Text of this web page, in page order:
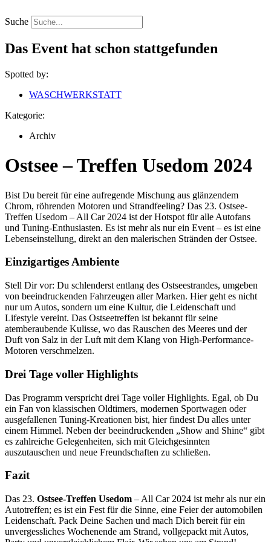
Inhalt
springen
Suche
Das Event hat schon stattgefunden
Spotted by:
WASCHWERKSTATT
Kategorie:
Archiv
Ostsee – Treffen Usedom 2024
Bist Du bereit für eine aufregende Mischung aus glänzendem
Chrom, röhrenden Motoren und Strandfeeling? Das 23. Ostsee-
Treffen Usedom – All Car 2024 ist der Hotspot für alle Autofans
und Tuning-Enthusiasten. Es ist mehr als nur ein Event – es ist eine
Lebenseinstellung, direkt an den malerischen Stränden der Ostsee.
Einzigartiges Ambiente
Stell Dir vor: Du schlenderst entlang des Ostseestrandes, umgeben
von beeindruckenden Fahrzeugen aller Marken. Hier geht es nicht
nur um Autos, sondern um eine Kultur, die Leidenschaft und
Lifestyle vereint. Das Ostseetreffen ist bekannt für seine
atemberaubende Kulisse, wo das Rauschen des Meeres und der
Duft von Salz in der Luft mit dem Klang von High-Performance-
Motoren verschmelzen.
Drei Tage voller Highlights
Das Programm verspricht drei Tage voller Highlights. Egal, ob Du
ein Fan von klassischen Oldtimers, modernen Sportwagen oder
ausgefallenen Tuning-Kreationen bist, hier findest Du alles unter
einem Himmel. Neben der beeindruckenden „Show and Shine“ gibt
es zahlreiche Gelegenheiten, sich mit Gleichgesinnten
auszutauschen und neue Freundschaften zu schließen.
Fazit
Das 23. Ostsee-Treffen Usedom – All Car 2024 ist mehr als nur ein
Autotreffen; es ist ein Fest für die Sinne, eine Feier der automobilen
Leidenschaft. Pack Deine Sachen und mach Dich bereit für ein
unvergessliches Wochenende am Strand, vollgepackt mit Autos,